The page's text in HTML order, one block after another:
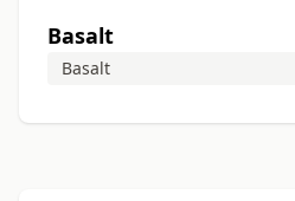
Basalt
Basalt